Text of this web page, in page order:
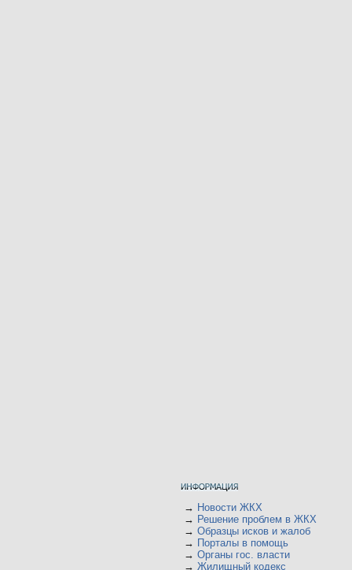
→ Новости ЖКХ
→ Решение проблем в ЖКХ
→ Образцы исков и жалоб
→ Порталы в помощь
→ Органы гос. власти
→ Жилищный кодекс